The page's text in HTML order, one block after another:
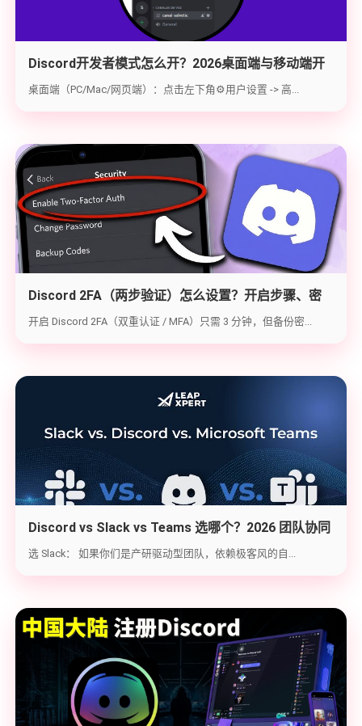
Discord开发者模式怎么开？2026桌面端与移动端开
启教程与获取ID指南
桌面端（PC/Mac/网页端）：点击左下角⚙️用户设置 -> 高...
Discord 2FA（两步验证）怎么设置？开启步骤、密
钥备份与炸号救急（2026实战版）
开启 Discord 2FA（双重认证 / MFA）只需 3 分钟，但备份密...
Discord vs Slack vs Teams 选哪个？2026 团队协同
工具实战选型指南
选 Slack： 如果你们是产研驱动型团队，依赖极客风的自...